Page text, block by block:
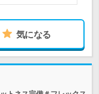
気になる